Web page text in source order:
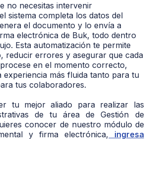
no necesitas intervenir
sistema completa los datos del
el documento y lo envía a
electrónica de Buk, todo dentro
Esta automatización te permite
reducir errores y asegurar que cada
en el momento correcto,
experiencia más fluida tanto para tu
tus colaboradores.
tu mejor aliado para realizar las
de tu área de Gestión de
conocer de nuestro módulo de
y firma electrónica, ingresa